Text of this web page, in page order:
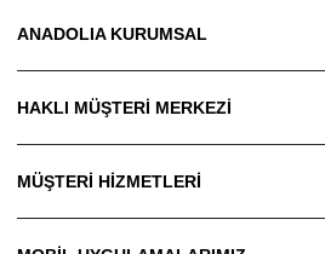
ANADOLIA KURUMSAL
HAKLI MÜŞTERİ MERKEZİ
MÜŞTERİ HİZMETLERİ